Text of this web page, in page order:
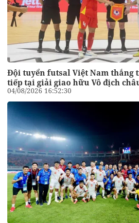
Đội tuyển futsal Việt Nam thắng
tiếp tại giải giao hữu Vô địch
04/08/2026 16:52:30